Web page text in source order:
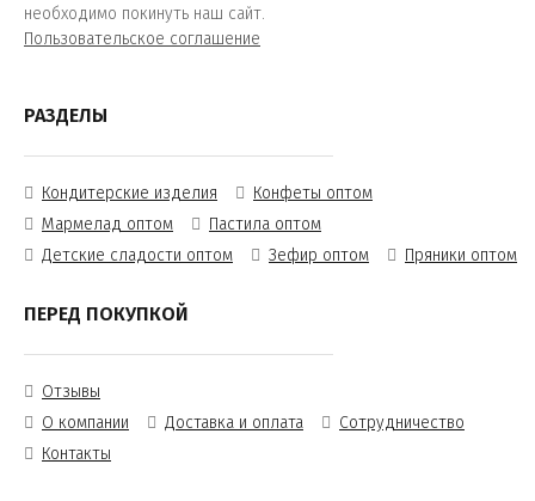
необходимо покинуть наш сайт.
Пользовательское соглашение
РАЗДЕЛЫ
Кондитерские изделия
Конфеты оптом
Мармелад оптом
Пастила оптом
Детские сладости оптом
Зефир оптом Пряники оптом
ПЕРЕД ПОКУПКОЙ
Отзывы
О компании
Доставка и оплата
Сотрудничество
Контакты